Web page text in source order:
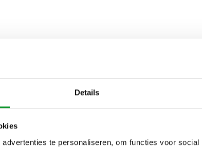
Details
te personaliseren, om functies voor